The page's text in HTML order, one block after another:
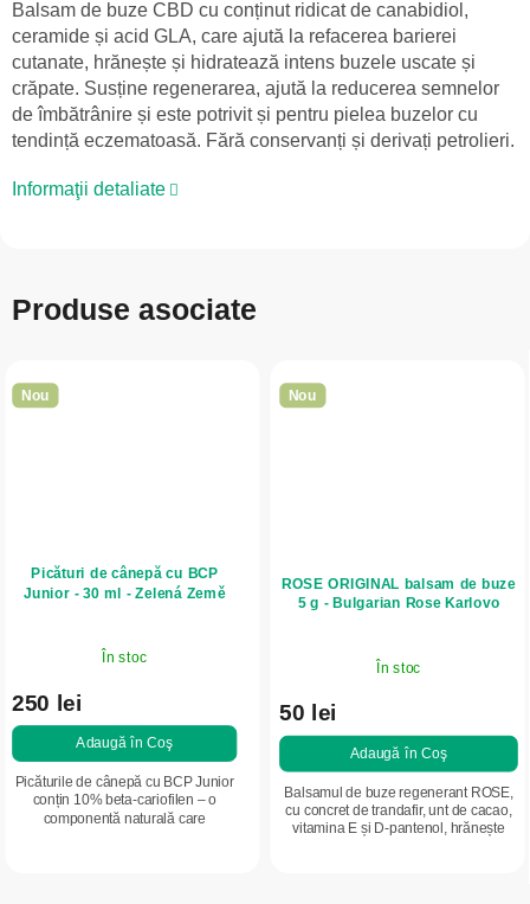
Balsam de buze CBD cu conținut ridicat de canabidiol,
ceramide și acid GLA, care ajută la refacerea barierei
cutanate, hrănește și hidratează intens buzele uscate și
crăpate. Susține regenerarea, ajută la reducerea semnelor
de îmbătrânire și este potrivit și pentru pielea buzelor cu
tendință eczematoasă. Fără conservanți și derivați petrolieri.
Informaţii detaliate
Produse asociate
Nou
Picături de cânepă cu BCP
Junior - 30 ml - Zelená Země
În stoc
250 lei
Adaugă în Coş
Picăturile de cânepă cu BCP Junior
conțin 10% beta-cariofilen – o
componentă naturală care
Nou
ROSE ORIGINAL balsam de buze
5 g - Bulgarian Rose Karlovo
În stoc
50 lei
Adaugă în Coş
Balsamul de buze regenerant ROSE,
cu concret de trandafir, unt de cacao,
vitamina E și D-pantenol, hrănește